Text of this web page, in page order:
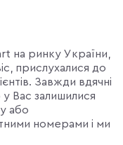
на ринку України,
прислухалися до
Завжди вдячні
у Вас залишилися
або
номерами і ми